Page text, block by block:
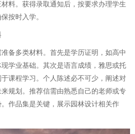
料。获得录取通知后，按要求办理学生
按时入学。
备多类材料。首先是学历证明，如高中
学业基础。其次是语言成绩，雅思或托
课程学习。个人陈述必不可少，阐述对
规划。推荐信需由熟悉自己的老师或专
作品集是关键，展示园林设计相关作